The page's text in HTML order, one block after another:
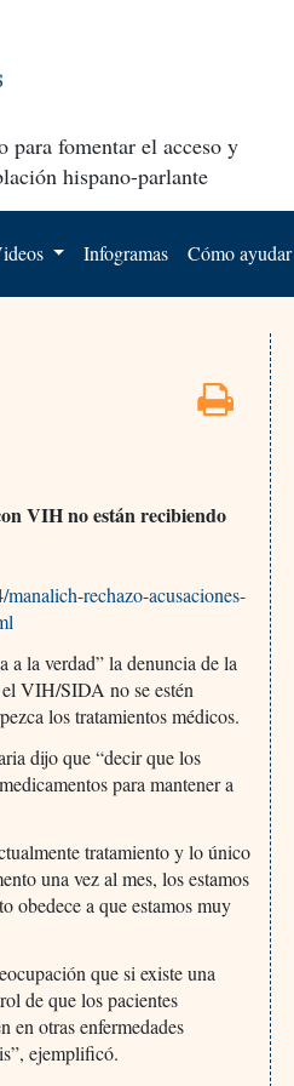
fomentar el acceso y
hispano-parlante
Infogramas Cómo ayudar
VIH no están recibiendo
rechazo-acusaciones-
a la verdad” la denuncia de la
VIH/SIDA no se estén
los tratamientos médicos.
dijo que “decir que los
para mantener a
tratamiento y lo único
una vez al mes, los estamos
obedece a que estamos muy
que si existe una
de que los pacientes
en otras enfermedades
ejemplificó.